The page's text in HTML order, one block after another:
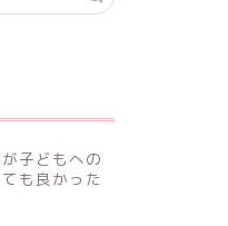
子どもへの
も良かった